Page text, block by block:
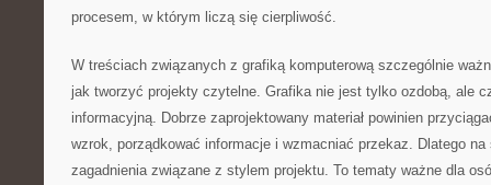
procesem, w którym liczą się cierpliwość.
W treściach związanych z grafiką komputerową szczególnie
jak tworzyć projekty czytelne. Grafika nie jest tylko ozdobą, ale
informacyjną. Dobrze zaprojektowany materiał powinien
wzrok, porządkować informacje i wzmacniać przekaz. Dlatego
zagadnienia związane z stylem projektu. To tematy ważne dla